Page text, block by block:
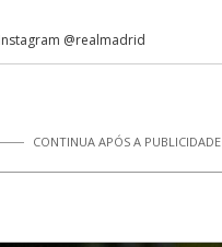
@realmadrid
CONTINUA APÓS A PUBLICIDADE